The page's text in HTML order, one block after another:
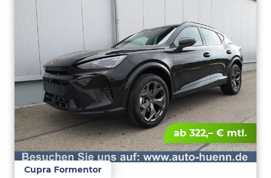
ab 322,– € mtl.
Cupra Formentor